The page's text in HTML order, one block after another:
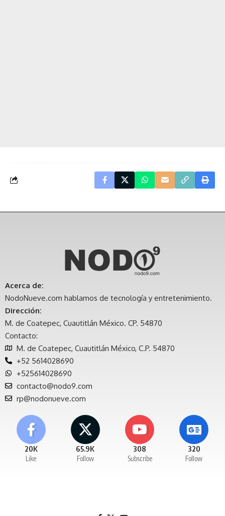
Acerca de:
NodoNueve.com hablamos de tecnología y entretenimiento.
Dirección:
M. de Coatepec, Cuautitlán México. CP. 54870
Contacto:
M. de Coatepec, Cuautitlán México, C.P. 54870
+52 5614028690
+525614028690
contacto@nodo9.com
rp@nodonueve.com
20K
Like
65.9K
Follow
308
Subscribe
320
Follow